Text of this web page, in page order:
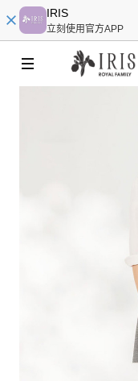
IRIS
立刻使用官方APP